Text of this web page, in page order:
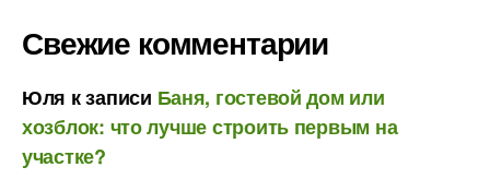
Свежие комментарии
Юля к записи Баня, гостевой дом или
хозблок: что лучше строить первым на
участке?